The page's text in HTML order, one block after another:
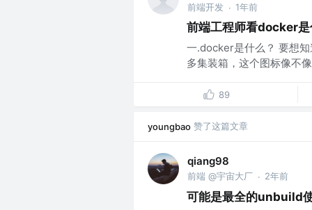
前端开发 · 1年前
前端工程师看docker是
一.docker是什么？ 要想
多集装箱，这个图标像不
89
youngbao 赞了这篇文章
qiang98
前端 @宇宙大厂 · 2年前
可能是最全的unbuild